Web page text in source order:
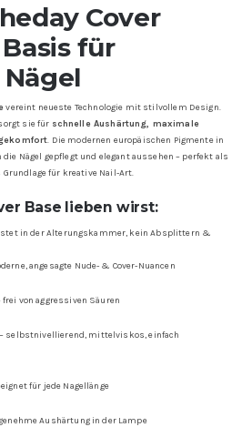
Cover
für
vereint neueste Technologie mit stilvollem Design.
sie für schnelle Aushärtung, maximale
. Die modernen europäischen Pigmente in
die Nägel gepflegt und elegant aussehen – perfekt als
für kreative Nail-Art.
Base lieben wirst:
in der Alterungskammer, kein Absplittern &
angesagte Nude- & Cover-Nuancen
frei von aggressiven Säuren
– selbstnivellierend, mittelviskos, einfach
für jede Nagellänge
Aushärtung in der Lampe